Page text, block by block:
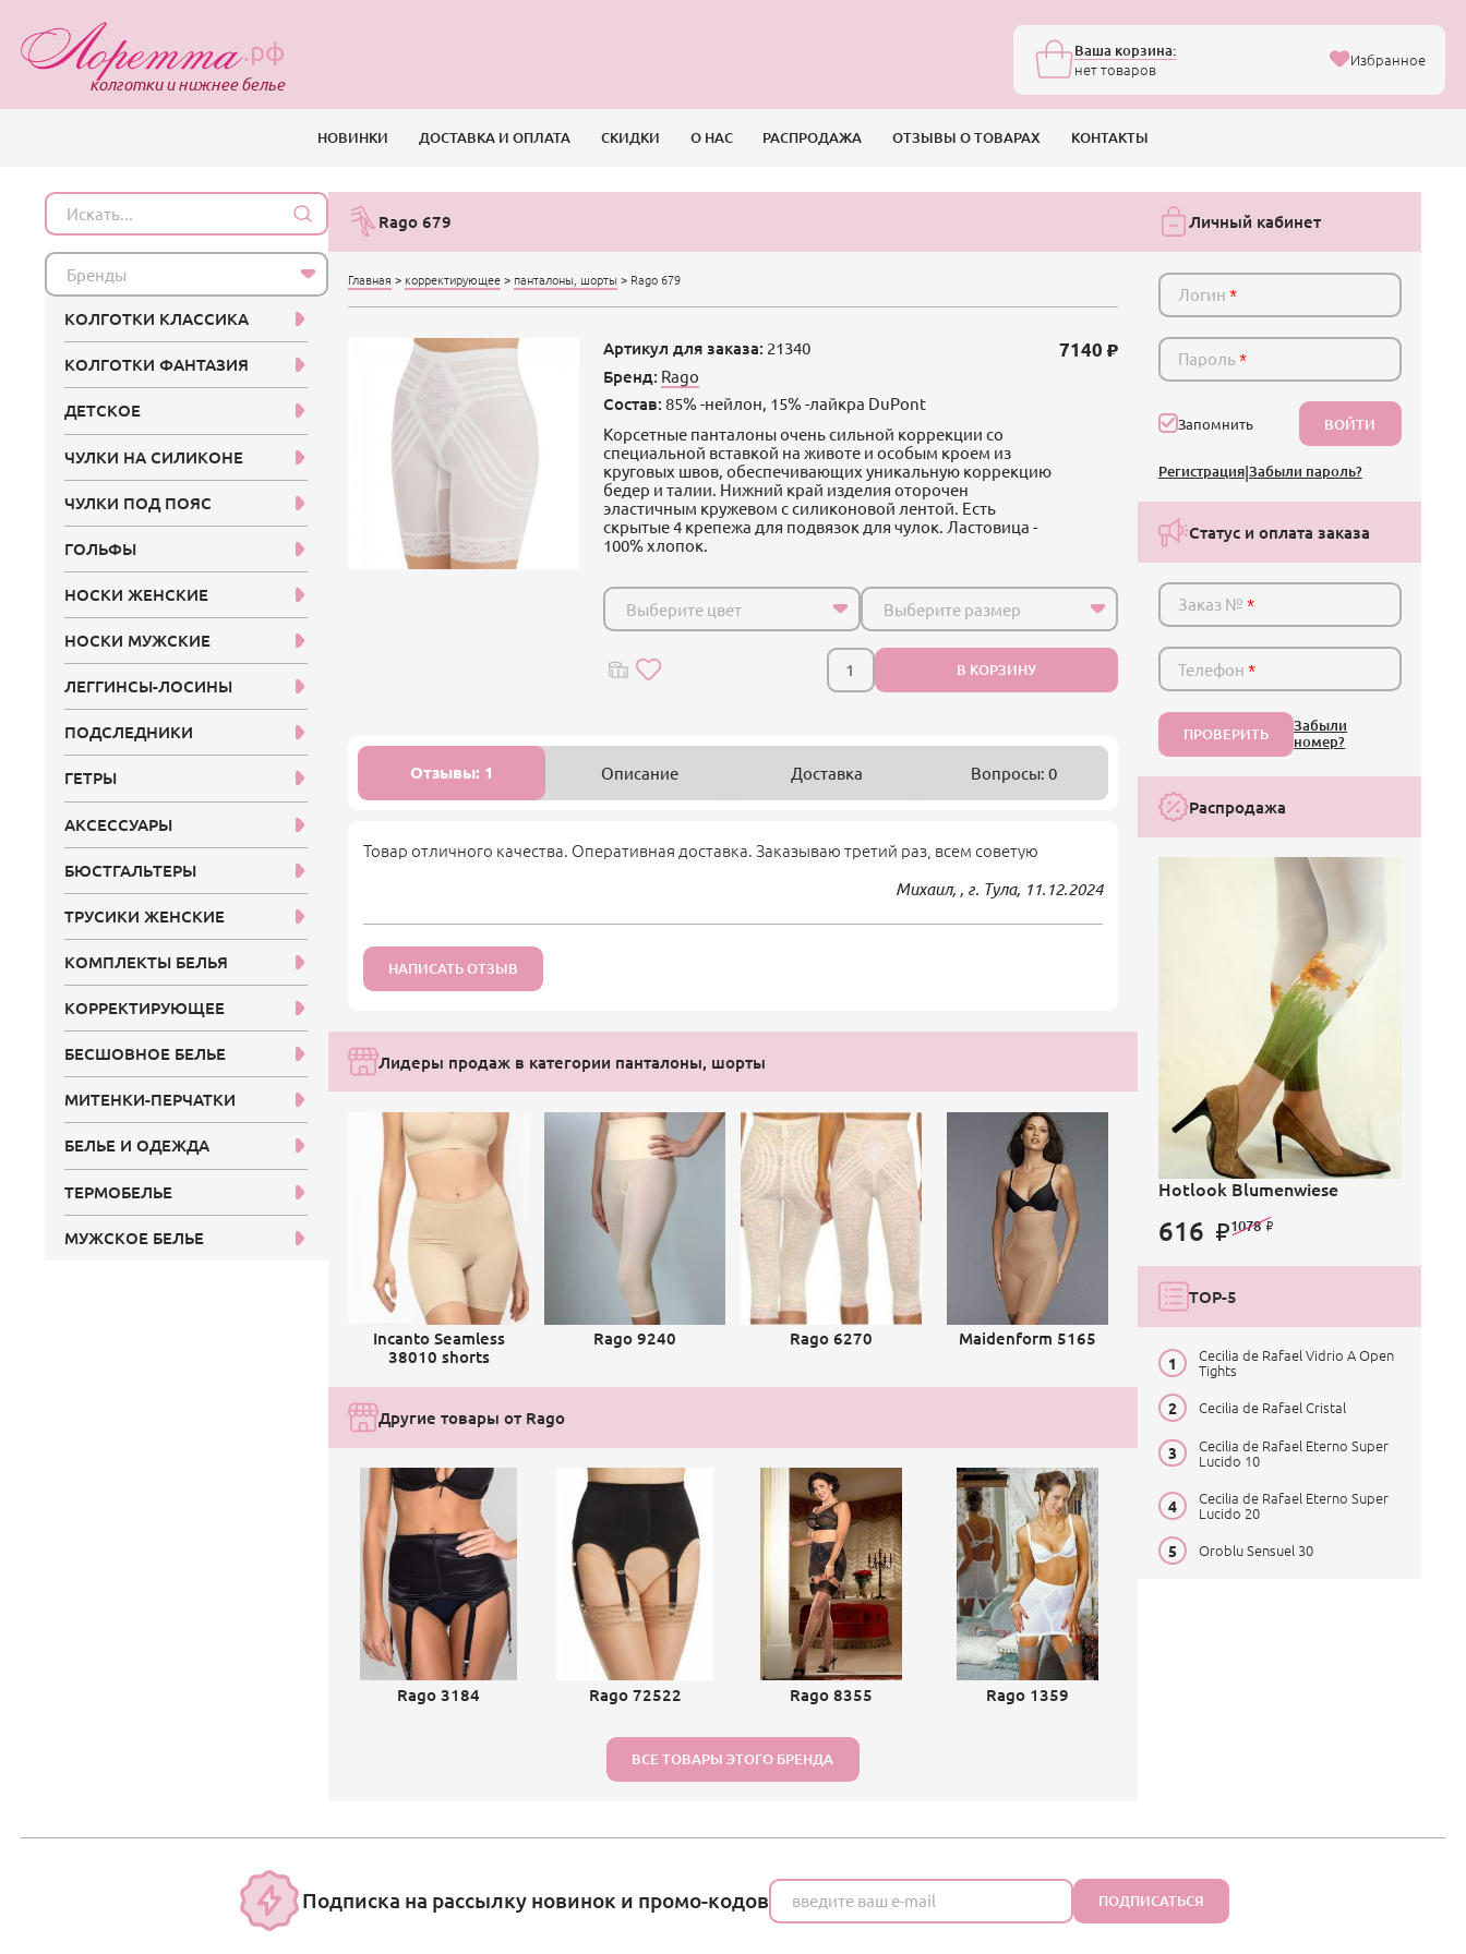
.рф
колготки и нижнее белье
Ваша корзина:
нет товаров
Избранное
НОВИНКИ ДОСТАВКА И ОПЛАТА СКИДКИ О НАС РАСПРОДАЖА ОТЗЫВЫ О ТОВАРАХ КОНТАКТЫ
Rago 679
Главная > корректирующее > панталоны, шорты > Rago 679
Артикул для заказа: 21340
Бренд: Rago
Состав: 85% -нейлон, 15% -лайкра DuPont
Корсетные панталоны очень сильной коррекции со
специальной вставкой на животе и особым кроем из
круговых швов, обеспечивающих уникальную коррекцию
бедер и талии. Нижний край изделия оторочен
эластичным кружевом с силиконовой лентой. Есть
скрытые 4 крепежа для подвязок для чулок. Ластовица -
100% хлопок.
7140
Выберите цвет Выберите размер
В КОРЗИНУ
Отзывы: 1 Описание Доставка Вопросы: 0
Товар отличного качества. Оперативная доставка. Заказываю третий раз, всем советую
Михаил, , г. Тула, 11.12.2024
НАПИСАТЬ ОТЗЫВ
Лидеры продаж в категории панталоны, шорты
Incanto Seamless
38010 shorts
Rago 9240 Rago 6270 Maidenform 5165
Другие товары от Rago
Rago 3184 Rago 72522 Rago 8355 Rago 1359
ВСЕ ТОВАРЫ ЭТОГО БРЕНДА
Личный кабинет
Логин*
Пароль*
Запомнить ВОЙТИ
Регистрация|Забыли пароль?
Статус и оплата заказа
Заказ №*
Телефон*
ПРОВЕРИТЬ
Забыли
номер?
Распродажа
Hotlook Blumenwiese
616 1078
TOP-5
Cecilia de Rafael Vidrio A Open
Tights
Cecilia de Rafael Cristal
Cecilia de Rafael Eterno Super
Lucido 10
Cecilia de Rafael Eterno Super
Lucido 20
Oroblu Sensuel 30
Бренды
КОЛГОТКИ КЛАССИКА
КОЛГОТКИ ФАНТАЗИЯ
ДЕТСКОЕ
ЧУЛКИ НА СИЛИКОНЕ
ЧУЛКИ ПОД ПОЯС
ГОЛЬФЫ
НОСКИ ЖЕНСКИЕ
НОСКИ МУЖСКИЕ
ЛЕГГИНСЫ-ЛОСИНЫ
ПОДСЛЕДНИКИ
ГЕТРЫ
АКСЕССУАРЫ
БЮСТГАЛЬТЕРЫ
ТРУСИКИ ЖЕНСКИЕ
КОМПЛЕКТЫ БЕЛЬЯ
КОРРЕКТИРУЮЩЕЕ
БЕСШОВНОЕ БЕЛЬЕ
МИТЕНКИ-ПЕРЧАТКИ
БЕЛЬЕ И ОДЕЖДА
ТЕРМОБЕЛЬЕ
МУЖСКОЕ БЕЛЬЕ
Подписка на рассылку новинок и промо-кодов ПОДПИСАТЬСЯ